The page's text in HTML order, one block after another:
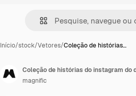
Início/stock/Vetores/Coleção de histórias…
Coleção de histórias do instagram do
magnific